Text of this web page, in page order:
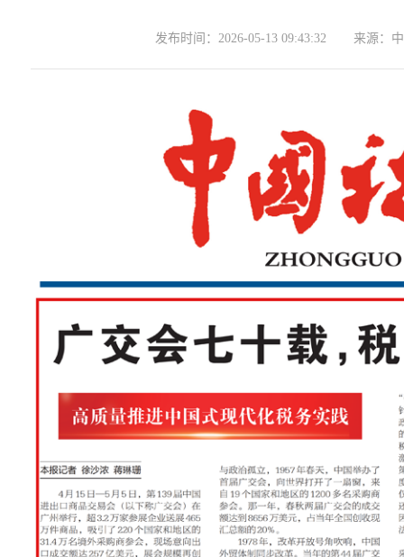
发布时间： 2026-05-13 09:43:32 来源：